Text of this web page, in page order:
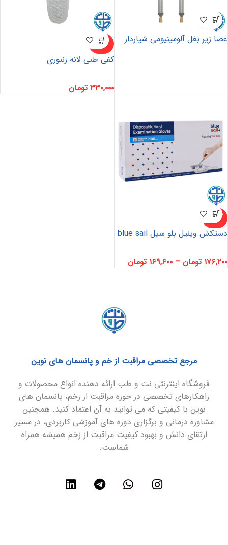
عصا زیر بغل آلومینیومی شیاردار ناموجو
د
کفی طبی لانه زنبوری
۳۳۰,۰۰۰ تومان
ناموجو
د
دستکش وینیل بلو سیل blue sail
۱۷۶,۲۰۰ تومان – ۱۶۹,۶۰۰ تومان
مرجع تخصصی مراقبت از خم و پانسمان های نوین
فروشگاه اینترنتی نت و طب ارائه دهنده انواع محصولات و
راهکارهای تخصصی در حوزه مراقبت از زخم، پانسمان های
نوین با کیفیتی که می توانید به آن اعتماد کنید. همچنین
مشاوره درمانی و برگزاری دوره های آموزشی کاربردی، در مسیر
ارتقای دانش و بهبود کیفیت مراقبت از زخم همیشه همراه
شماست.